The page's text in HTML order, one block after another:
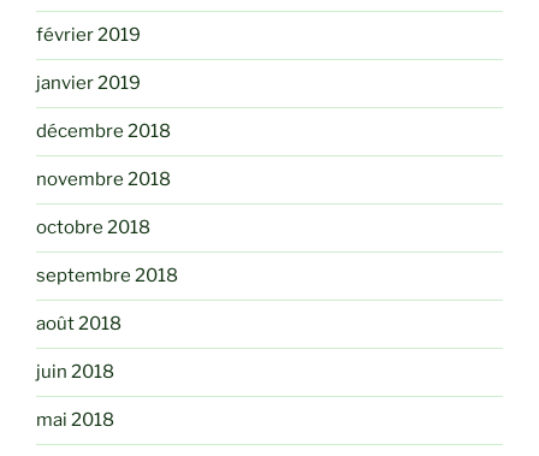
février 2019
janvier 2019
décembre 2018
novembre 2018
octobre 2018
septembre 2018
août 2018
juin 2018
mai 2018